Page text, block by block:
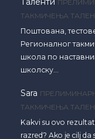
ТАКМИЧЕЊА
Поштована,
Регионалног
школа по
школску…
Sara
ТАКМИЧЕЊА
Kakvi su ovo
razred? Ako je cilj da